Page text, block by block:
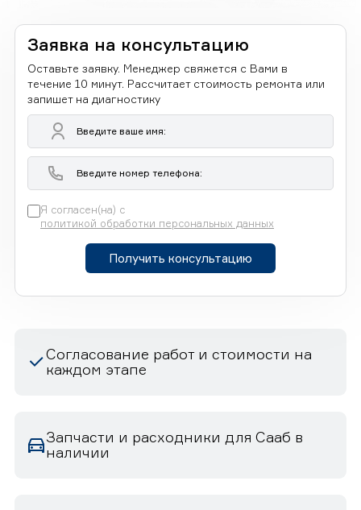
Заявка на консультацию
Оставьте заявку. Менеджер свяжется с Вами в
течение 10 минут. Рассчитает стоимость ремонта или
запишет на диагностику
Я согласен(на) с
политикой обработки персональных данных
Получить консультацию
Согласование работ и стоимости на
каждом этапе
Запчасти и расходники для Сааб в
наличии